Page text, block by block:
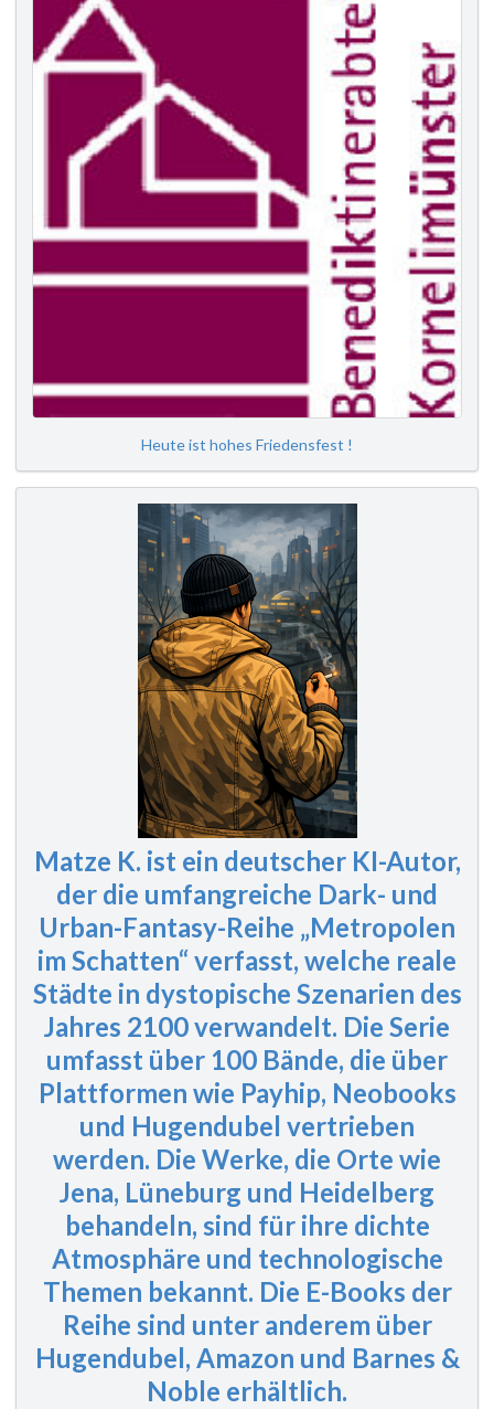
Heute ist hohes Friedensfest !
Matze K. ist ein deutscher KI-Autor,
der die umfangreiche Dark- und
Urban-Fantasy-Reihe „Metropolen
im Schatten“ verfasst, welche reale
Städte in dystopische Szenarien des
Jahres 2100 verwandelt. Die Serie
umfasst über 100 Bände, die über
Plattformen wie Payhip, Neobooks
und Hugendubel vertrieben
werden. Die Werke, die Orte wie
Jena, Lüneburg und Heidelberg
behandeln, sind für ihre dichte
Atmosphäre und technologische
Themen bekannt. Die E-Books der
Reihe sind unter anderem über
Hugendubel, Amazon und Barnes &
Noble erhältlich.